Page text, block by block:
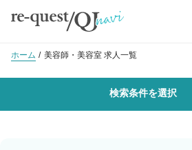
ホーム 美容師・美容室 求人一覧
検索条件を選択